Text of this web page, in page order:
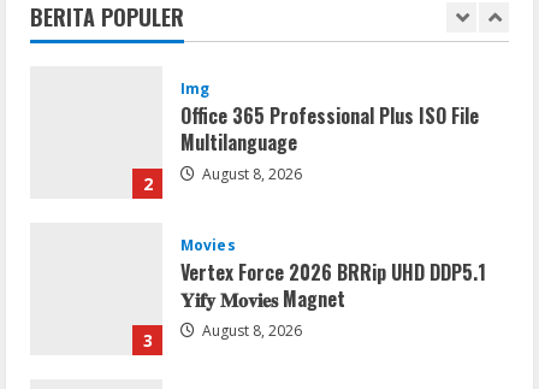
BERITA POPULER
1
2
Img
Office 365 Professional Plus ISO File
Multilanguage
August 8, 2026
3
Movies
Vertex Force 2026 BRRip UHD DDP5.1
𝐘𝐢𝐟𝐲 𝐌𝐨𝐯𝐢𝐞𝐬 Magnet
August 8, 2026